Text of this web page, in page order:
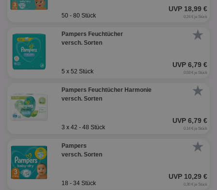
UVP 18,99 €
50 - 80 Stück 0,24 € je Stück
★
Pampers Feuchtücher
versch. Sorten
UVP 6,79 €
5 x 52 Stück 0,03 € je Stück
★
Pampers Feuchtücher Harmonie
versch. Sorten
UVP 6,79 €
3 x 42 - 48 Stück 0,14 € je Stück
★
Pampers
versch. Sorten
UVP 10,29 €
18 - 34 Stück 0,30 € je Stück